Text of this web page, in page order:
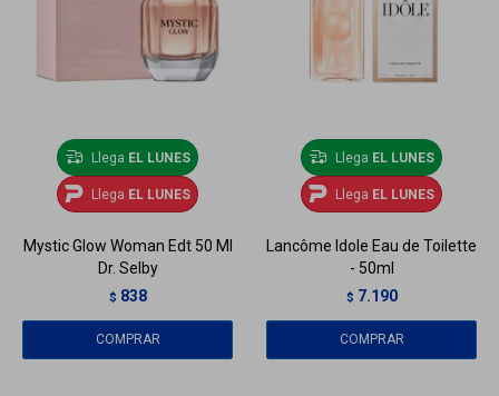
Llega EL LUNES
Llega EL LUNES
Mystic Glow Woman Edt 50 Ml
Dr. Selby
$ 838
Llega EL LUNES
Llega EL LUNES
Lancôme Idole Eau de Toilette
- 50ml
$ 7.190